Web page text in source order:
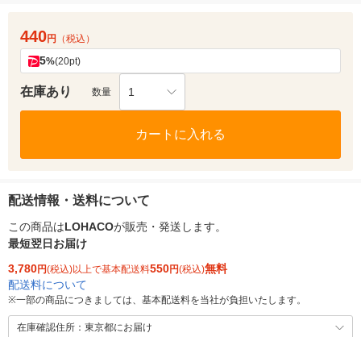
440円 （税込）
5%(20pt)
在庫あり 数量 1
カートに入れる
配送情報・送料について
この商品はLOHACOが販売・発送します。
最短翌日お届け
3,780円(税込)以上で基本配送料550円(税込)無料
配送料について
※一部の商品につきましては、基本配送料を当社が負担いたします。
在庫確認住所：東京都にお届け